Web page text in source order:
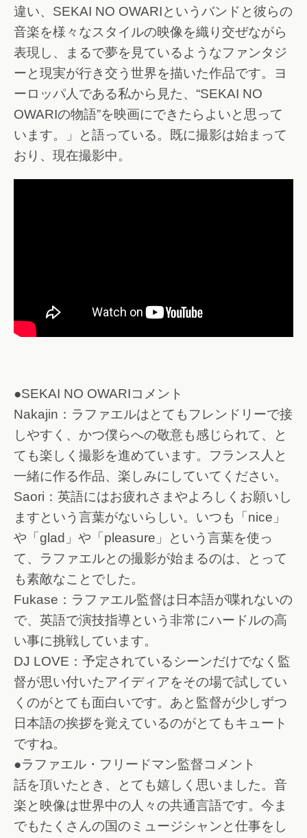
違い、SEKAI NO OWARIというバンドと彼らの
音楽を様々なスタイルの映像を織り交ぜながら
表現し、まるで夢を見ているようなファンタジ
ーと現実が行き交う世界を描いた作品です。ヨ
ーロッパ人である私から見た、“SEKAI NO
OWARIの物語”を映画にできたらよいと思って
います。」と語っている。既に撮影は始まって
おり、現在撮影中。
●SEKAI NO OWARIコメント
Nakajin：ラファエルはとてもフレンドリーで接
しやすく、かつ僕らへの敬意も感じられて、と
ても楽しく撮影を進めています。フランス人と
一緒に作る作品、楽しみにしていてください。
Saori：英語にはお疲れさまやよろしくお願いし
ますという言葉がないらしい。いつも「nice」
や「glad」や「pleasure」という言葉を使っ
て、ラファエルとの撮影が始まるのは、とって
も素敵なことでした。
Fukase：ラファエル監督は日本語が喋れないの
で、英語で演技指導という非常にハードルの高
い事に挑戦しています。
DJ LOVE：予定されているシーンだけでなく監
督が思い付いたアイディアをその場で試してい
くのがとても面白いです。あと監督が少しずつ
日本語の挨拶を覚えているのがとてもキュート
ですね。
●ラファエル・フリードマン監督コメント
話を頂いたとき、とても嬉しく思いました。音
楽と映像は世界中の人々の共通言語です。今ま
でもたくさんの国のミュージシャンと仕事をし